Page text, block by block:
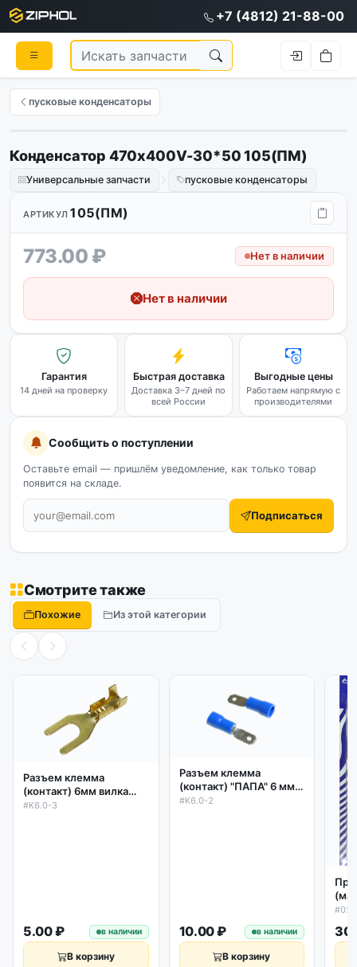
+7 (4812) 21-88-00
пусковые конденсаторы
Конденсатор 470x400V-30*50 105(ПМ)
Универсальные запчасти пусковые конденсаторы
АРТИКУЛ 105(ПМ)
773.00 ₽ Нет в наличии
Нет в наличии
Гарантия
14 дней на проверку
Быстрая доставка
Доставка 3–7 дней по
всей России
Выгодные цены
Работаем напрямую с
производителями
Сообщить о поступлении
Оставьте email — пришлём уведомление, как только товар
появится на складе.
Подписаться
Смотрите также
Похожие Из этой категории
Разъем клемма
(контакт) 6мм вилка
латунь под винт
#K6.0-3
5.00 ₽ в наличии
В корзину
Разъем клемма
(контакт) "ПАПА" 6 мм с
частичной изоляцией
#K6.0-2
10.00 ₽ в наличии
В корзину